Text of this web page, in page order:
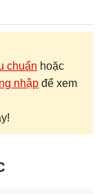
chuẩn hoặc
nhập để xem